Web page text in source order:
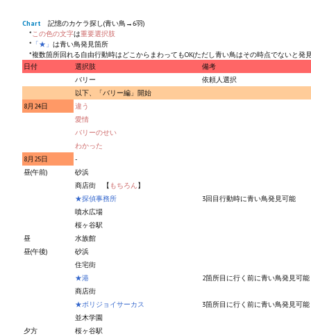
НОВОСТИ ПОРТАЛА
Новости
Новости Архив
Патчи
Mass Effect 2
Mass Effect 3
Divinity Original Sin Enhanced Edition
Dragon Age: Origins
Dragon Age 2
Chart 記憶のカケラ探し(青い鳥→6羽)
* この色の文字は重要選択肢
* 「★」 は青い鳥発見箇所
*複数箇所回れる自由行動時はどこからまわってもOK(ただし青い鳥はその時点でないと発
日付
選択肢
備考
バリー
依頼人選択
以下、「バリー編」開始
8月24日
違う
愛情
バリーのせい
わかった
8月25日
-
昼(午前)
砂浜
商店街 【 もちろん 】
★探偵事務所
3回目行動時に青い鳥発見可能
噴水広場
桜ヶ谷駅
昼
水族館
昼(午後)
砂浜
住宅街
★港
2箇所目に行く前に青い鳥発見可能
商店街
★ボリジョイサーカス
3箇所目に行く前に青い鳥発見可能
並木学園
夕方
桜ヶ谷駅